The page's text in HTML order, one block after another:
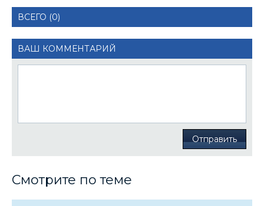
ВСЕГО (0)
ВАШ КОММЕНТАРИЙ
Отправить
Смотрите по теме